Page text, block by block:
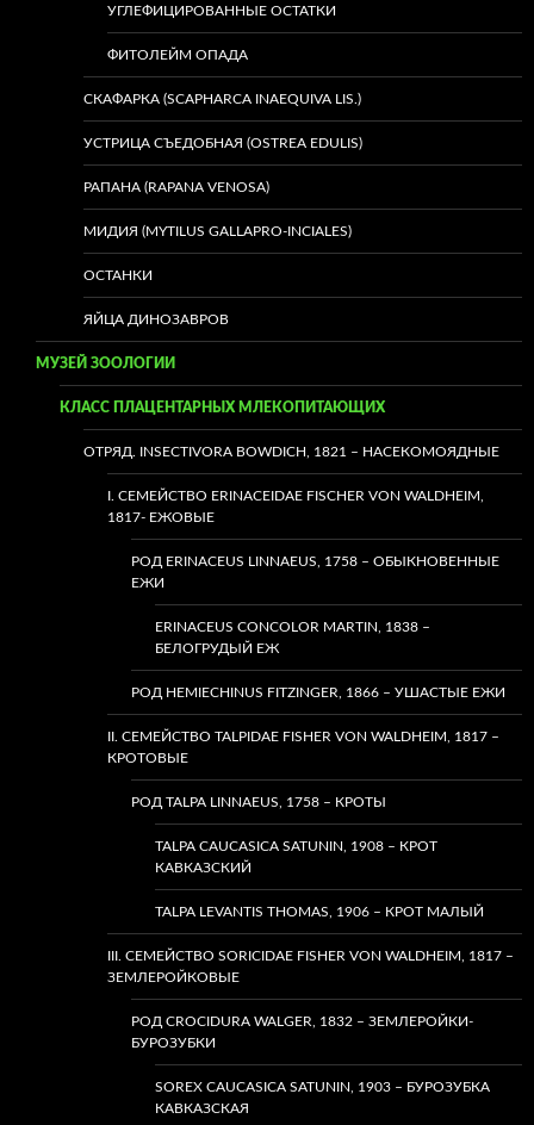
УГЛЕФИЦИРОВАННЫЕ ОСТАТКИ
ФИТОЛЕЙМ ОПАДА
СКАФАРКА (SCAPHARCA INAEQUIVA LIS.)
УСТРИЦА СЪЕДОБНАЯ (OSTREA EDULIS)
РАПАНА (RAPANA VENOSA)
МИДИЯ (MYTILUS GALLAPRO-INCIALES)
ОСТАНКИ
ЯЙЦА ДИНОЗАВРОВ
МУЗЕЙ ЗООЛОГИИ
КЛАСС ПЛАЦЕНТАРНЫХ МЛЕКОПИТАЮЩИХ
ОТРЯД. INSECTIVORA BOWDICH, 1821 – НАСЕКОМОЯДНЫЕ
I. СЕМЕЙСТВО ERINACEIDAE FISCHER VON WALDHEIM,
1817- ЕЖОВЫЕ
РОД ERINACEUS LINNAEUS, 1758 – ОБЫКНОВЕННЫЕ
ЕЖИ
ERINACEUS CONCOLOR MARTIN, 1838 –
БЕЛОГРУДЫЙ ЕЖ
РОД HEMIECHINUS FITZINGER, 1866 – УШАСТЫЕ ЕЖИ
II. СЕМЕЙСТВО TALPIDAE FISHER VON WALDHEIM, 1817 –
КРОТОВЫЕ
РОД TALPA LINNAEUS, 1758 – КРОТЫ
TALPA CAUCASICA SATUNIN, 1908 – КРОТ
КАВКАЗСКИЙ
TALPA LEVANTIS THOMAS, 1906 – КРОТ МАЛЫЙ
III. СЕМЕЙСТВО SORICIDAE FISHER VON WALDHEIM, 1817 –
ЗЕМЛЕРОЙКОВЫЕ
РОД CROCIDURA WALGER, 1832 – ЗЕМЛЕРОЙКИ-
БУРОЗУБКИ
SOREX CAUCASICA SATUNIN, 1903 – БУРОЗУБКА
КАВКАЗСКАЯ